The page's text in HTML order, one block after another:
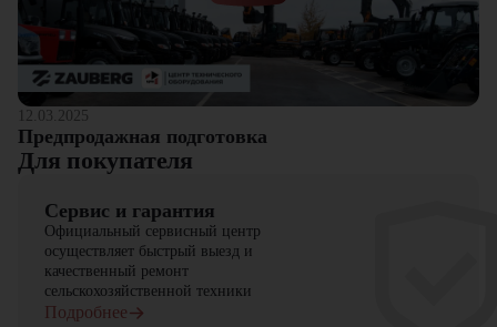
12.03.2025
Предпродажная подготовка
Для покупателя
Сервис и гарантия
Официальный сервисный центр
осуществляет быстрый выезд и
качественный ремонт
сельскохозяйственной техники
Подробнее